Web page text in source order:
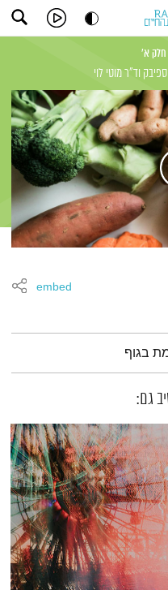
חלק א'
ספיבק וד"ר מוטי לוי
embed
בגוף
גם: